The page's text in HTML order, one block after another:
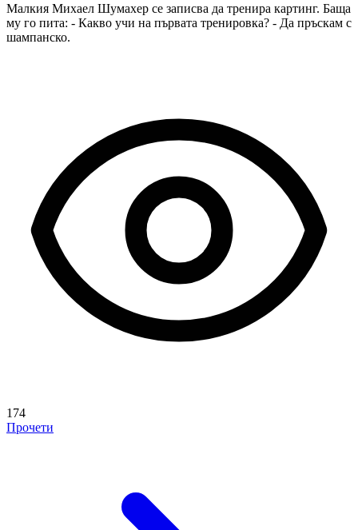
Малкия Михаел Шумахер се записва да тренира картинг. Баща
му го пита: - Какво учи на първата тренировка? - Да пръскам с
шампанско.
174
Прочети